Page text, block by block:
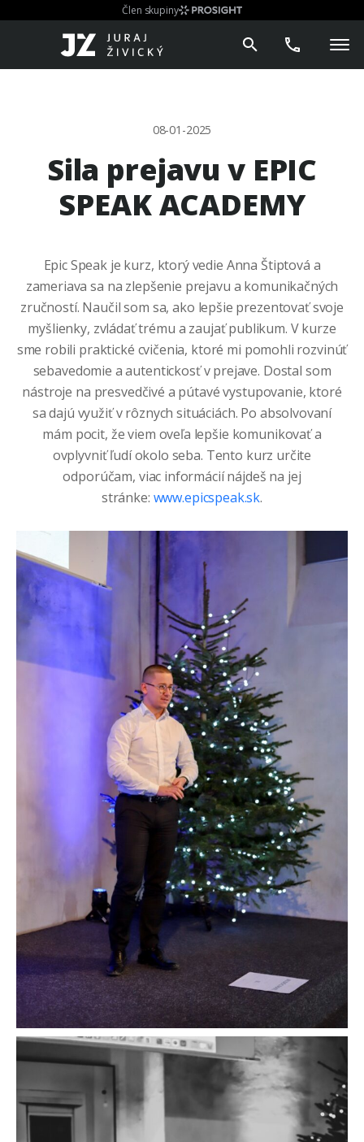
Člen skupiny
08-01-2025
Sila prejavu v EPIC
SPEAK ACADEMY
Epic Speak je kurz, ktorý vedie Anna Štiptová a
zameriava sa na zlepšenie prejavu a komunikačných
zručností. Naučil som sa, ako lepšie prezentovať svoje
myšlienky, zvládať trému a zaujať publikum. V kurze
sme robili praktické cvičenia, ktoré mi pomohli rozvinúť
sebavedomie a autentickosť v prejave. Dostal som
nástroje na presvedčivé a pútavé vystupovanie, ktoré
sa dajú využiť v rôznych situáciách. Po absolvovaní
mám pocit, že viem oveľa lepšie komunikovať a
ovplyvniť ľudí okolo seba. Tento kurz určite
odporúčam, viac informácií nájdeš na jej
stránke: www.epicspeak.sk.